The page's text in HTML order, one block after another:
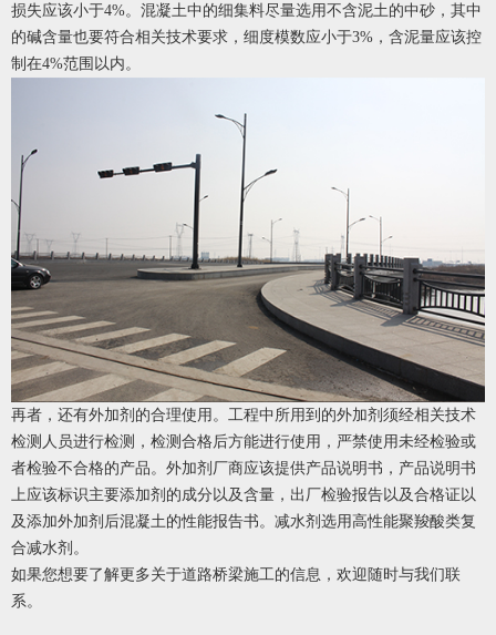
损失应该小于4%。混凝土中的细集料尽量选用不含泥土的中砂，其中
的碱含量也要符合相关技术要求，细度模数应小于3%，含泥量应该控
制在4%范围以内。
再者，还有外加剂的合理使用。工程中所用到的外加剂须经相关技术
检测人员进行检测，检测合格后方能进行使用，严禁使用未经检验或
者检验不合格的产品。外加剂厂商应该提供产品说明书，产品说明书
上应该标识主要添加剂的成分以及含量，出厂检验报告以及合格证以
及添加外加剂后混凝土的性能报告书。减水剂选用高性能聚羧酸类复
合减水剂。
如果您想要了解更多关于道路桥梁施工的信息，欢迎随时与我们联
系。